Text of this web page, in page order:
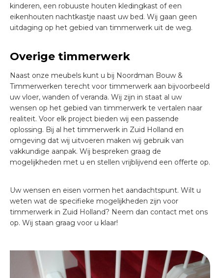
kinderen, een robuuste houten kledingkast of een
eikenhouten nachtkastje naast uw bed. Wij gaan geen
uitdaging op het gebied van timmerwerk uit de weg.
Overige timmerwerk
Naast onze meubels kunt u bij Noordman Bouw &
Timmerwerken terecht voor timmerwerk aan bijvoorbeeld
uw vloer, wanden of veranda. Wij zijn in staat al uw
wensen op het gebied van timmerwerk te vertalen naar
realiteit. Voor elk project bieden wij een passende
oplossing. Bij al het timmerwerk in Zuid Holland en
omgeving dat wij uitvoeren maken wij gebruik van
vakkundige aanpak. Wij bespreken graag de
mogelijkheden met u en stellen vrijblijvend een offerte op.
Uw wensen en eisen vormen het aandachtspunt. Wilt u
weten wat de specifieke mogelijkheden zijn voor
timmerwerk in Zuid Holland? Neem dan contact met ons
op. Wij staan graag voor u klaar!